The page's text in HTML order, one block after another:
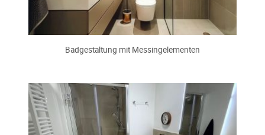
Badgestaltung mit Messingelementen